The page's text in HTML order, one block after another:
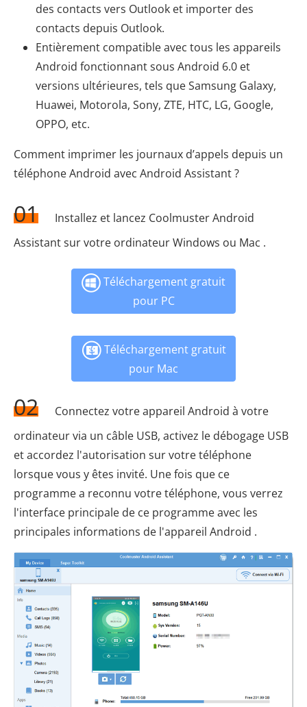
des contacts vers Outlook et importer des
contacts depuis Outlook.
Entièrement compatible avec tous les appareils
Android fonctionnant sous Android 6.0 et
versions ultérieures, tels que Samsung Galaxy,
Huawei, Motorola, Sony, ZTE, HTC, LG, Google,
OPPO, etc.
Comment imprimer les journaux d’appels depuis un
téléphone Android avec Android Assistant ?
01
Installez et lancez Coolmuster Android
Assistant sur votre ordinateur Windows ou Mac .
Téléchargement gratuit
pour PC
Téléchargement gratuit
pour Mac
02
Connectez votre appareil Android à votre
ordinateur via un câble USB, activez le débogage USB
et accordez l'autorisation sur votre téléphone
lorsque vous y êtes invité. Une fois que ce
programme a reconnu votre téléphone, vous verrez
l'interface principale de ce programme avec les
principales informations de l'appareil Android .